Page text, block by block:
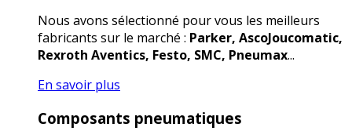
Nous avons sélectionné pour vous les meilleurs
fabricants sur le marché : Parker, AscoJoucomatic,
Rexroth Aventics, Festo, SMC, Pneumax...
En savoir plus
Composants pneumatiques